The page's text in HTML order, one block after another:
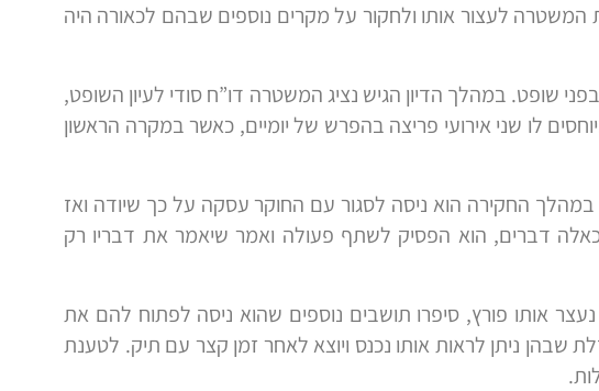
לעצור אותו ולחקור על מקרים נוספים שבהם לכאורה היה
שופט. במהלך הדיון הגיש נציג המשטרה דו”ח סודי לעיון השופט,
לו שני אירועי פריצה בהפרש של יומיים, כאשר במקרה הראשון
החקירה הוא ניסה לסגור עם החוקר עסקה על כך שיודה ואז
כאלה דברים, הוא הפסיק לשתף פעולה ואמר שיאמר את דבריו רק
נעצר אותו פורץ, סיפרו תושבים נוספים שהוא ניסה לפתוח להם את
שבהן ניתן לראות אותו נכנס ויוצא לאחר זמן קצר עם תיק. לטענת